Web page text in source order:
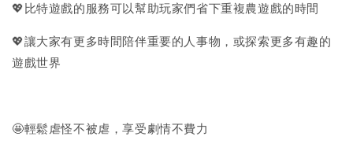
💖比特遊戲的服務可以幫助玩家們省下重複農遊戲的時間
💖讓大家有更多時間陪伴重要的人事物，或探索更多有趣的
遊戲世界
🤩輕鬆虐怪不被虐，享受劇情不費力